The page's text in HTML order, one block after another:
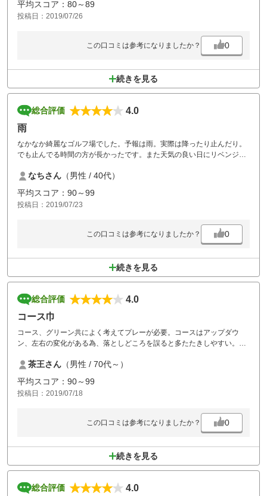
したいと思います。従業員の方の振る舞いも良かったです。
平均スコア：80～89
投稿日：2019/07/26
この口コミは参考になりましたか？ 0
続きを見る
総合評価
4.0
雨
なかなか綺麗なゴルフ場でした。予報は雨。実際は降ったり止んだり。
でも止んでる時間の方が長かったです。また天気の良い日にリベンジし
なちさん （男性 / 40代）
平均スコア：90～99
投稿日：2019/07/23
この口コミは参考になりましたか？ 0
続きを見る
総合評価
4.0
コース巾
コース、グリーン共によく考えてプレーが必要。コースはアップダウ
ン、左右の変化がある為、落としどころを誤ると多たたきしやすい。グ
茶王さん （男性 / 70代～）
平均スコア：90～99
投稿日：2019/07/18
この口コミは参考になりましたか？ 0
続きを見る
総合評価
4.0